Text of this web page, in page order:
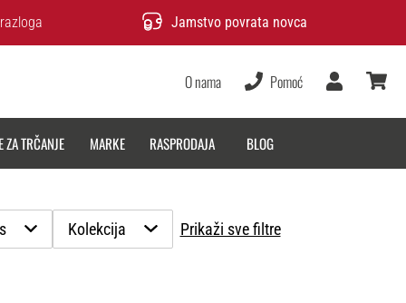
Jamstvo povrata novca
O nama Pomoć
Korisnik
ZA TRČANJE MARKE RASPRODAJA BLOG
Kolekcija Prikaži sve filtre